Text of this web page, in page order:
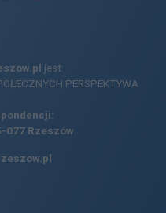
jest:
PERSPEKTYWA
077 Rzeszów